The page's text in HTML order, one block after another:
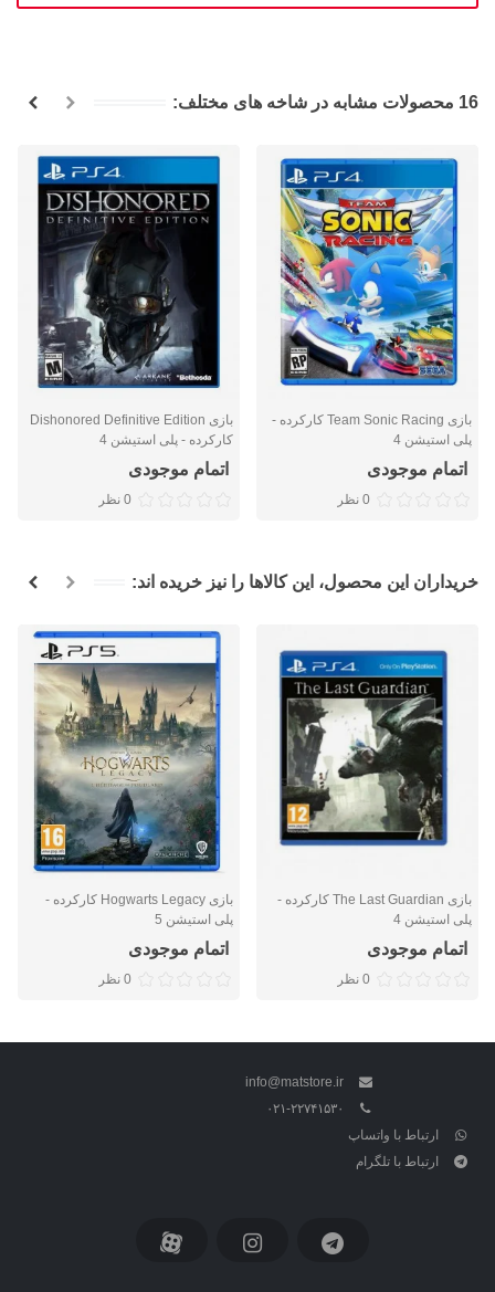
16 محصولات مشابه در شاخه های مختلف:
بازی Team Sonic Racing کارکرده -
پلی استیشن 4
اتمام موجودی
0 نظر
بازی Dishonored Definitive Edition
کارکرده - پلی استیشن 4
اتمام موجودی
0 نظر
خریداران این محصول، این کالاها را نیز خریده اند:
بازی The Last Guardian کارکرده -
پلی استیشن 4
اتمام موجودی
0 نظر
بازی Hogwarts Legacy کارکرده -
پلی استیشن 5
اتمام موجودی
0 نظر
info@matstore.ir
۰۲۱-۲۲۷۴۱۵۳۰
ارتباط با واتساپ
ارتباط با تلگرام